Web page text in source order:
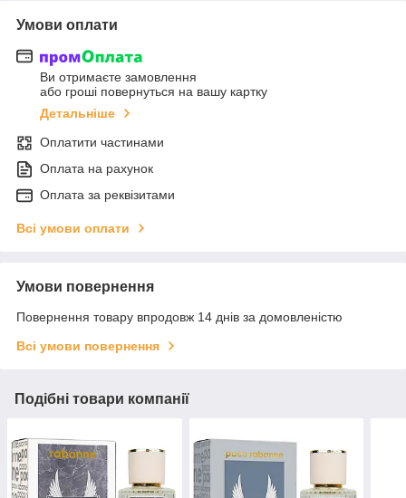
Умови оплати
Ви отримаєте замовлення
або гроші повернуться на вашу картку
Детальніше
Оплатити частинами
Оплата на рахунок
Оплата за реквізитами
Всі умови оплати
Умови повернення
Повернення товару впродовж 14 днів за домовленістю
Всі умови повернення
Подібні товари компанії